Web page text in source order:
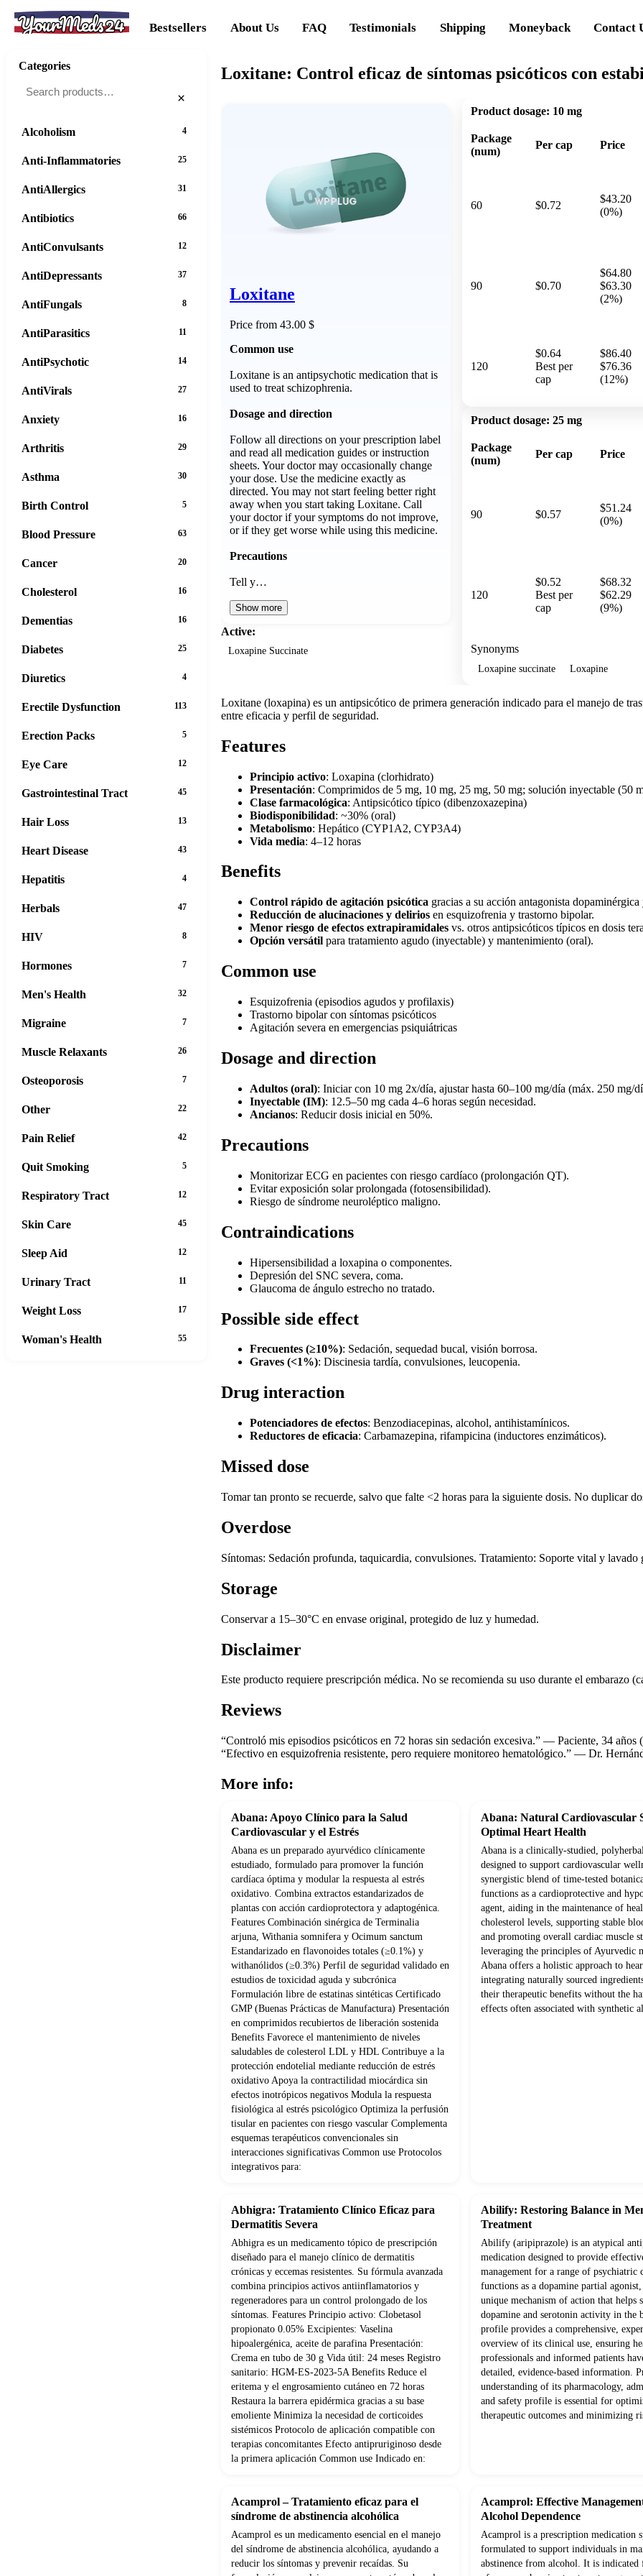
YourMeds24 Bestsellers About Us FAQ Testimonials Shipping Moneyback Contact
Loxitane: Control eficaz de síntomas psicóticos con
Loxitane
Price from 43.00 $
Common use
Loxitane is an antipsychotic medication that is
used to treat schizophrenia.
Dosage and direction
Follow all directions on your prescription label
and read all medication guides or instruction
sheets. Your doctor may occasionally change
your dose. Use the medicine exactly as
directed. You may not start feeling better right
away when you start taking Loxitane. Call
your doctor if your symptoms do not improve,
or if they get worse while using this medicine.
Precautions
Tell y…
Show more
Active:
Loxapine Succinate
Product dosage: 10 mg
Package
(num)
Per cap Price
60 $0.72
$43.20
(0%)
90 $0.70
$64.80
$63.30
(2%)
120
$0.64
Best per
cap
$86.40
$76.36
(12%)
Product dosage: 25 mg
Package
(num)
Per cap Price
90 $0.57
$51.24
(0%)
120
$0.52
Best per
cap
$68.32
$62.29
(9%)
Synonyms
Loxapine succinate Loxapine
Loxitane (loxapina) es un antipsicótico de primera generación indicado para el manejo de
entre eficacia y perfil de seguridad.
Features
Principio activo: Loxapina (clorhidrato)
Presentación: Comprimidos de 5 mg, 10 mg, 25 mg, 50 mg; solución inyectable (50
Clase farmacológica: Antipsicótico típico (dibenzoxazepina)
Biodisponibilidad: ~30% (oral)
Metabolismo: Hepático (CYP1A2, CYP3A4)
Vida media: 4–12 horas
Benefits
Control rápido de agitación psicótica gracias a su acción antagonista
Reducción de alucinaciones y delirios en esquizofrenia y trastorno bipolar.
Menor riesgo de efectos extrapiramidales vs. otros antipsicóticos típicos en dosis
Opción versátil para tratamiento agudo (inyectable) y mantenimiento (oral).
Common use
Esquizofrenia (episodios agudos y profilaxis)
Trastorno bipolar con síntomas psicóticos
Agitación severa en emergencias psiquiátricas
Dosage and direction
Adultos (oral): Iniciar con 10 mg 2x/día, ajustar hasta 60–100 mg/día (máx. 250 mg/
Inyectable (IM): 12.5–50 mg cada 4–6 horas según necesidad.
Ancianos: Reducir dosis inicial en 50%.
Precautions
Monitorizar ECG en pacientes con riesgo cardíaco (prolongación QT).
Evitar exposición solar prolongada (fotosensibilidad).
Riesgo de síndrome neuroléptico maligno.
Contraindications
Hipersensibilidad a loxapina o componentes.
Depresión del SNC severa, coma.
Glaucoma de ángulo estrecho no tratado.
Possible side effect
Frecuentes (≥10%): Sedación, sequedad bucal, visión borrosa.
Graves (<1%): Discinesia tardía, convulsiones, leucopenia.
Drug interaction
Potenciadores de efectos: Benzodiacepinas, alcohol, antihistamínicos.
Reductores de eficacia: Carbamazepina, rifampicina (inductores enzimáticos).
Missed dose
Tomar tan pronto se recuerde, salvo que falte <2 horas para la siguiente dosis. No duplicar
Overdose
Síntomas: Sedación profunda, taquicardia, convulsiones. Tratamiento: Soporte vital y lavado
Storage
Conservar a 15–30°C en envase original, protegido de luz y humedad.
Disclaimer
Este producto requiere prescripción médica. No se recomienda su uso durante el embarazo
Reviews
“Controló mis episodios psicóticos en 72 horas sin sedación excesiva.” — Paciente, 34 años
“Efectivo en esquizofrenia resistente, pero requiere monitoreo hematológico.” — Dr.
More info:
Abana: Apoyo Clínico para la Salud
Cardiovascular y el Estrés
Abana es un preparado ayurvédico clínicamente
estudiado, formulado para promover la función
cardíaca óptima y modular la respuesta al estrés
oxidativo. Combina extractos estandarizados de
plantas con acción cardioprotectora y adaptogénica.
Features Combinación sinérgica de Terminalia
arjuna, Withania somnifera y Ocimum sanctum
Estandarizado en flavonoides totales (≥0.1%) y
withanólidos (≥0.3%) Perfil de seguridad validado en
estudios de toxicidad aguda y subcrónica
Formulación libre de estatinas sintéticas Certificado
GMP (Buenas Prácticas de Manufactura) Presentación
en comprimidos recubiertos de liberación sostenida
Benefits Favorece el mantenimiento de niveles
saludables de colesterol LDL y HDL Contribuye a la
protección endotelial mediante reducción de estrés
oxidativo Apoya la contractilidad miocárdica sin
efectos inotrópicos negativos Modula la respuesta
fisiológica al estrés psicológico Optimiza la perfusión
tisular en pacientes con riesgo vascular Complementa
esquemas terapéuticos convencionales sin
interacciones significativas Common use Protocolos
integrativos para:
Abana: Natural Cardiovascular
Optimal Heart Health
Abana is a clinically-studied,
designed to support cardiovascular
synergistic blend of time-tested
functions as a cardioprotective and
agent, aiding in the maintenance of
cholesterol levels, supporting stable
and promoting overall cardiac muscle
leveraging the principles of Ayurvedic
Abana offers a holistic approach to
integrating naturally sourced
their therapeutic benefits without the
effects often associated with synthetic
Abhigra: Tratamiento Clínico Eficaz para
Dermatitis Severa
Abhigra es un medicamento tópico de prescripción
diseñado para el manejo clínico de dermatitis
crónicas y eccemas resistentes. Su fórmula avanzada
combina principios activos antiinflamatorios y
regeneradores para un control prolongado de los
síntomas. Features Principio activo: Clobetasol
propionato 0.05% Excipientes: Vaselina
hipoalergénica, aceite de parafina Presentación:
Crema en tubo de 30 g Vida útil: 24 meses Registro
sanitario: HGM-ES-2023-5A Benefits Reduce el
eritema y el engrosamiento cutáneo en 72 horas
Restaura la barrera epidérmica gracias a su base
emoliente Minimiza la necesidad de corticoides
sistémicos Protocolo de aplicación compatible con
terapias concomitantes Efecto antipruriginoso desde
la primera aplicación Common use Indicado en:
Abilify: Restoring Balance in
Treatment
Abilify (aripiprazole) is an atypical
medication designed to provide
management for a range of psychiatric
functions as a dopamine partial
unique mechanism of action that helps
dopamine and serotonin activity in the
profile provides a comprehensive,
overview of its clinical use, ensuring
professionals and informed patients
detailed, evidence-based information.
understanding of its pharmacology,
and safety profile is essential for
therapeutic outcomes and minimizing
Acamprol – Tratamiento eficaz para el
síndrome de abstinencia alcohólica
Acamprol es un medicamento esencial en el manejo
del síndrome de abstinencia alcohólica, ayudando a
reducir los síntomas y prevenir recaídas. Su
Acamprol: Effective
Alcohol Dependence
Acamprol is a prescription medication
formulated to support individuals in
abstinence from alcohol. It is indicated
Categories
×
Alcoholism 4
Anti-Inflammatories 25
AntiAllergics 31
Antibiotics 66
AntiConvulsants 12
AntiDepressants 37
AntiFungals 8
AntiParasitics 11
AntiPsychotic 14
AntiVirals 27
Anxiety 16
Arthritis 29
Asthma 30
Birth Control 5
Blood Pressure 63
Cancer 20
Cholesterol 16
Dementias 16
Diabetes 25
Diuretics 4
Erectile Dysfunction 113
Erection Packs 5
Eye Care 12
Gastrointestinal Tract 45
Hair Loss 13
Heart Disease 43
Hepatitis 4
Herbals 47
HIV 8
Hormones 7
Men's Health 32
Migraine 7
Muscle Relaxants 26
Osteoporosis 7
Other 22
Pain Relief 42
Quit Smoking 5
Respiratory Tract 12
Skin Care 45
Sleep Aid 12
Urinary Tract 11
Weight Loss 17
Woman's Health 55